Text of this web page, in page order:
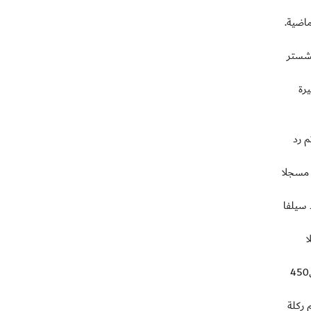
انفرد بالحارس الدولي جو هارت الذي حرمه من اصابة الشباك (8)، ثم رد
مسجلا
دافيد سيلفا
ورفع الحكم البطاقة الصفراء الثانية في وجه لاعب وسط سيتي الدولي غاريث باري بعد اعاقته المدافع الدنماركي دانيال اغر (73) في المباراة ال450
ركلة